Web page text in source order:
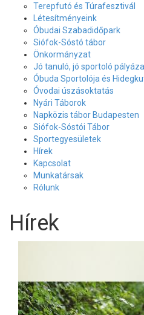
Terepfutó és Túrafesztivál
Létesítményeink
Óbudai Szabadidőpark
Siófok-Sóstó tábor
Önkormányzat
Jó tanuló, jó sportoló
Óbuda Sportolója és
Óvodai úszásoktatás
Nyári Táborok
Napközis tábor Budapesten
Siófok-Sóstói Tábor
Sportegyesületek
Hírek
Kapcsolat
Munkatársak
Rólunk
Hírek